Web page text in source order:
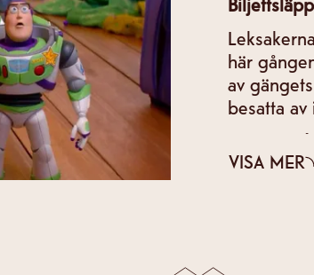
här
av
besatta
Visas
VISA MER